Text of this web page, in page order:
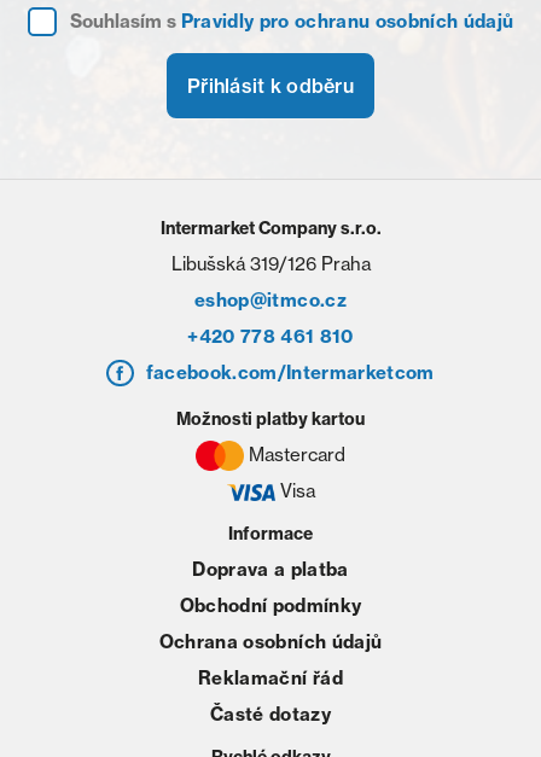
Souhlasím s Pravidly pro ochranu osobních údajů
Přihlásit k odběru
Intermarket Company s.r.o.
Libušská 319/126 Praha
eshop@itmco.cz
+420 778 461 810
facebook.com/Intermarketcom
Informace
Doprava a platba
Obchodní podmínky
Ochrana osobních údajů
Reklamační řád
Časté dotazy
Možnosti platby kartou
Mastercard
Visa